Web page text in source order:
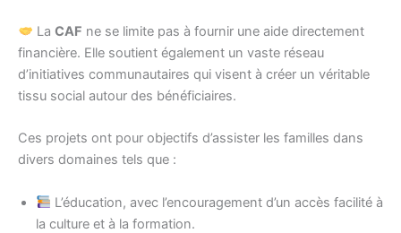
La CAF ne se limite pas à fournir une aide directement
financière. Elle soutient également un vaste réseau
d’initiatives communautaires qui visent à créer un véritable
tissu social autour des bénéficiaires.
Ces projets ont pour objectifs d’assister les familles dans
divers domaines tels que :
L’éducation, avec l’encouragement d’un accès facilité à
la culture et à la formation.